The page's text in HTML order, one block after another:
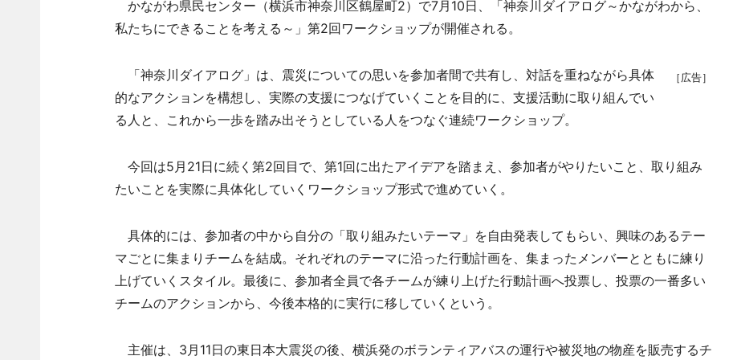
かながわ県民センター（横浜市神奈川区鶴屋町2）で7月10日、「神奈川ダイアログ～かながわから、
私たちにできることを考える～」第2回ワークショップが開催される。
［広告］
「神奈川ダイアログ」は、震災についての思いを参加者間で共有し、対話を重ねながら具体
的なアクションを構想し、実際の支援につなげていくことを目的に、支援活動に取り組んでい
る人と、これから一歩を踏み出そうとしている人をつなぐ連続ワークショップ。
今回は5月21日に続く第2回目で、第1回に出たアイデアを踏まえ、参加者がやりたいこと、取り組み
たいことを実際に具体化していくワークショップ形式で進めていく。
具体的には、参加者の中から自分の「取り組みたいテーマ」を自由発表してもらい、興味のあるテー
マごとに集まりチームを結成。それぞれのテーマに沿った行動計画を、集まったメンバーとともに練り
上げていくスタイル。最後に、参加者全員で各チームが練り上げた行動計画へ投票し、投票の一番多い
チームのアクションから、今後本格的に実行に移していくという。
主催は、3月11日の東日本大震災の後、横浜発のボランティアバスの運行や被災地の物産を販売するチ